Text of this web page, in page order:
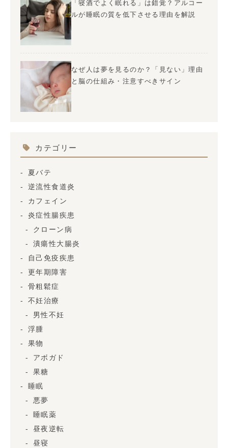
「寝酒でよく眠れる」は錯覚？アルコー
ルが睡眠の質を低下させる理由を解説
なぜ人は夢を見るのか？「見ない」理由
と脳の仕組み・注意すべきサイン
カテゴリー
夏バテ
逆流性食道炎
カフェイン
炎症性腸疾患
クローン病
潰瘍性大腸炎
自己免疫疾患
更年期障害
骨粗鬆症
不妊治療
男性不妊
浮腫
果物
アボガド
果糖
睡眠
悪夢
睡眠薬
昼夜逆転
昼寝